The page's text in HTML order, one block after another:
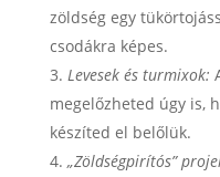
zöldség egy
csodákra képes.
Levesek és turmixok:
megelőzheted úgy is,
készíted el belőlük.
„Zöldségpirítós”